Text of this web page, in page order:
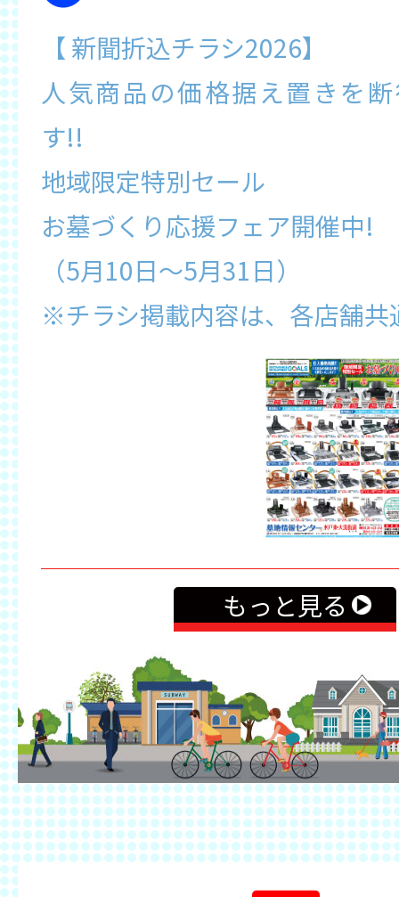
【 新聞折込チラシ2026】
人気商品の価格据え置きを
す!!
地域限定特別セール
お墓づくり応援フェア開催中!
（5月10日～5月31日）
※チラシ掲載内容は、各店舗共
もっと見る